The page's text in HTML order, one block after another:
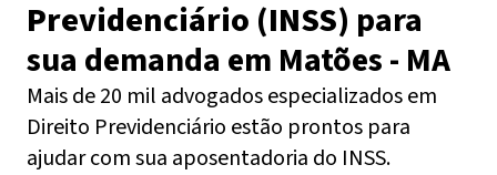
Previdenciário (INSS) para
sua demanda em Matões - MA
Mais de 20 mil advogados especializados em
Direito Previdenciário estão prontos para
ajudar com sua aposentadoria do INSS.